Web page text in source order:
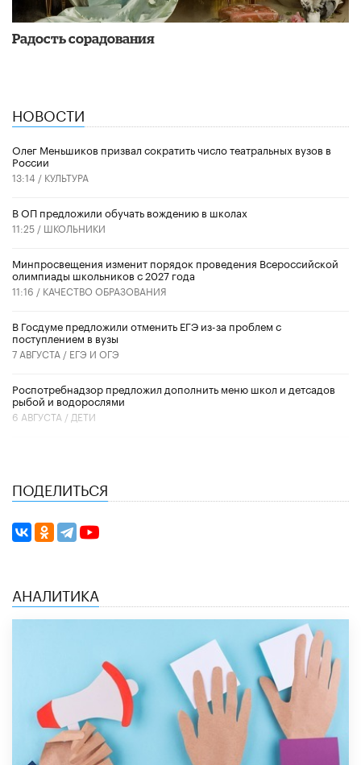
Радость сорадования
НОВОСТИ
Олег Меньшиков призвал сократить число театральных вузов в
России
13:14 / КУЛЬТУРА
В ОП предложили обучать вождению в школах
11:25 / ШКОЛЬНИКИ
Минпросвещения изменит порядок проведения Всероссийской
олимпиады школьников с 2027 года
11:16 / КАЧЕСТВО ОБРАЗОВАНИЯ
В Госдуме предложили отменить ЕГЭ из-за проблем с
поступлением в вузы
7 АВГУСТА / ЕГЭ И ОГЭ
Роспотребнадзор предложил дополнить меню школ и детсадов
рыбой и водорослями
6 АВГУСТА / ДЕТИ
ПОДЕЛИТЬСЯ
АНАЛИТИКА